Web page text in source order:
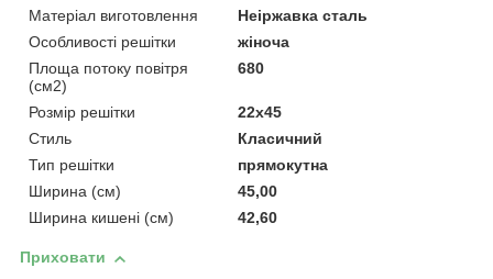
Матеріал виготовлення
Неіржавка сталь
Особливості решітки
жіноча
Площа потоку повітря
(см2)
680
Розмір решітки
22x45
Стиль
Класичний
Тип решітки
прямокутна
Ширина (см)
45,00
Ширина кишені (см)
42,60
Приховати